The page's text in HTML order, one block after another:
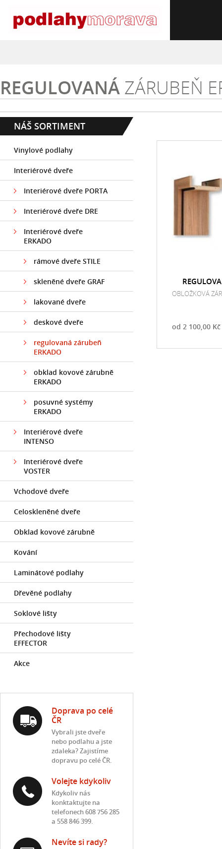
REGULOVANÁ ZÁRUBEŇ
NÁŠ SORTIMENT
Vinylové podlahy
Interiérové dveře
Interiérové dveře PORTA
Interiérové dveře DRE
Interiérové dveře
ERKADO
rámové dveře STILE
skleněné dveře GRAF
lakované dveře
deskové dveře
regulovaná zárubeň
ERKADO
obklad kovové zárubně
ERKADO
posuvné systémy
ERKADO
Interiérové dveře
INTENSO
Interiérové dveře
VOSTER
Vchodové dveře
Celoskleněné dveře
Obklad kovové zárubně
Kování
Laminátové podlahy
Dřevěné podlahy
Soklové lišty
Přechodové lišty
EFFECTOR
Akce
Doprava po celé
ČR
Vybrali jste dveře
nebo podlahu a jste
zdaleka? Zajistíme
dopravu po celé ČR.
Volejte kdykoliv
Kdykoliv nás
konktaktujte na
telefonech 608 756 285
a 558 846 399.
Nevíte si rady?
OBLOŽKOVÁ
od 2 100,00 Kč